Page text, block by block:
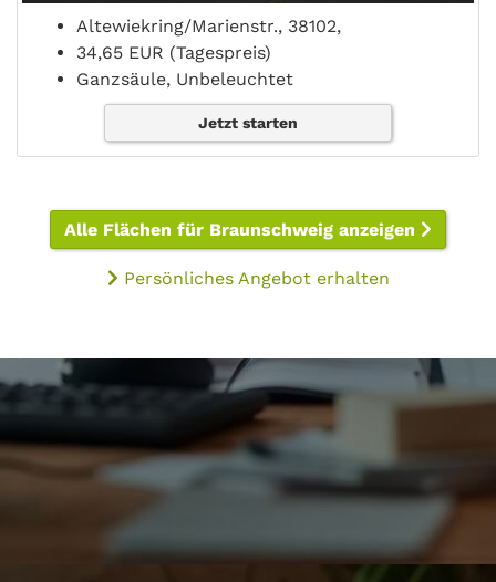
Altewiekring/Marienstr., 38102,
34,65 EUR (Tagespreis)
Ganzsäule, Unbeleuchtet
Jetzt starten
Alle Flächen für Braunschweig anzeigen
Persönliches Angebot erhalten